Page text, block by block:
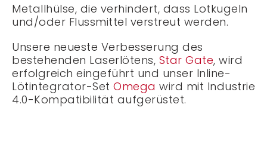
Metallhülse, die verhindert, dass Lotkugeln
und/oder Flussmittel verstreut werden.
Unsere neueste Verbesserung des
bestehenden Laserlötens, Star Gate, wird
erfolgreich eingeführt und unser Inline-
Lötintegrator-Set Omega wird mit Industrie
4.0-Kompatibilität aufgerüstet.